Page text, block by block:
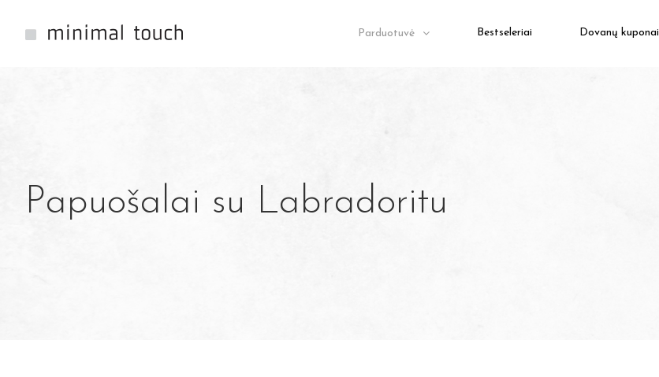
Parduotuvė Bestseleriai Dovanų kuponai
Papuošalai su Labradoritu